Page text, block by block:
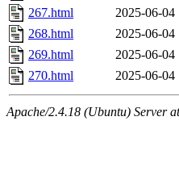
267.html
2025-06-04
268.html
2025-06-04
269.html
2025-06-04
270.html
2025-06-04
Apache/2.4.18 (Ubuntu) Server